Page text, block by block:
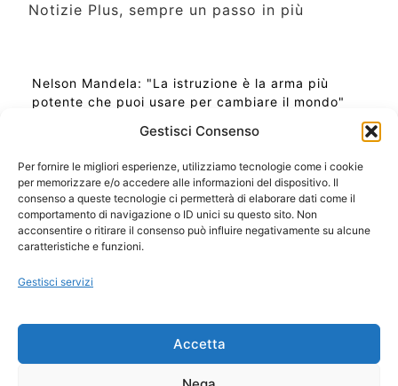
Gestisci Consenso
Per fornire le migliori esperienze, utilizziamo tecnologie come i cookie
per memorizzare e/o accedere alle informazioni del dispositivo. Il
consenso a queste tecnologie ci permetterà di elaborare dati come il
comportamento di navigazione o ID unici su questo sito. Non
acconsentire o ritirare il consenso può influire negativamente su alcune
caratteristiche e funzioni.
Gestisci servizi
Accetta
Notizie Plus, sempre un passo in più
Nelson Mandela: "La istruzione è la arma più
potente che puoi usare per cambiare il mondo"
Ora Esatta in Italia in questo momento
Ti Senti Strano Ultimamente? Potrebbe Essere per
la Risonanza di Schumann
Come Sapere Se Stai Ascendendo alla Quinta
Copyright 2026 NotiziePlus.com